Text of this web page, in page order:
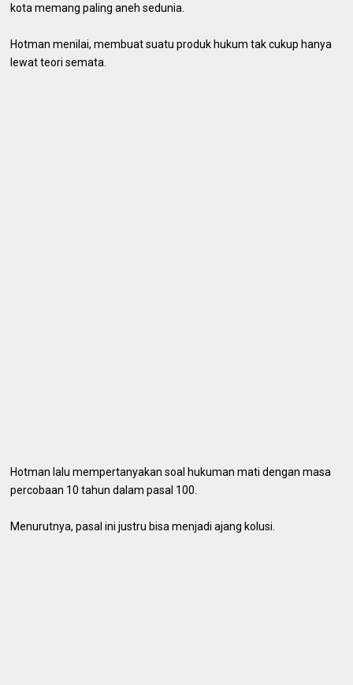
kota memang paling aneh sedunia.
Hotman menilai, membuat suatu produk hukum tak cukup hanya
lewat teori semata.
Hotman lalu mempertanyakan soal hukuman mati dengan masa
percobaan 10 tahun dalam pasal 100.
Menurutnya, pasal ini justru bisa menjadi ajang kolusi.